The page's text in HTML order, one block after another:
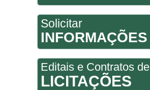
Solicitar
INFORMAÇÕES
Editais e Contratos de
LICITAÇÕES